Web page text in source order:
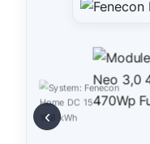
‹